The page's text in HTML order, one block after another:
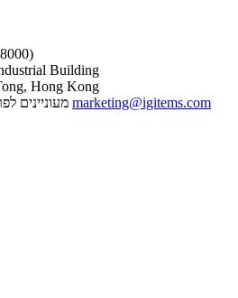
Building
Hong Kong
marketing@igitems.com